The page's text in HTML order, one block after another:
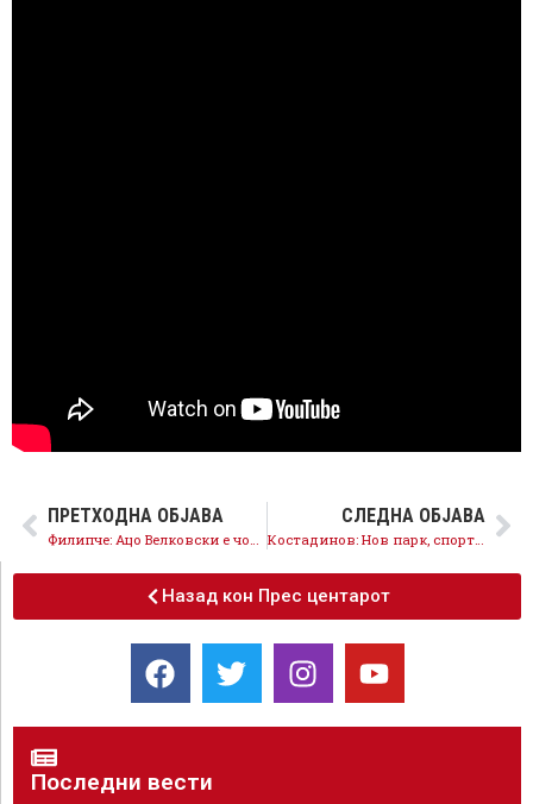
ПРЕТХОДНА ОБЈАВА
Филипче: Ацо Велковски е човек со дела зад себе, победата во Лозово е на дофат
СЛЕДНА ОБЈАВА
Костадинов: Нов парк, спортска зона, безбеден сообраќај и силна поддршка за граѓаните, развојот на Валандово да продолжи
Назад кон Прес центарот
Последни вести